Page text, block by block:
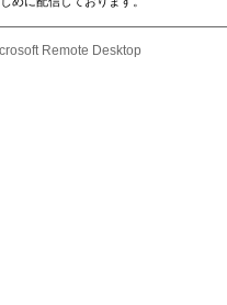
Remote Desktop